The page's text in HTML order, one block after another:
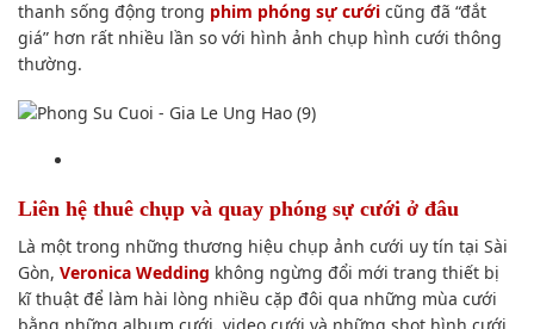
thanh sống động trong phim phóng sự cưới cũng đã “đắt
giá” hơn rất nhiều lần so với hình ảnh chụp hình cưới thông
thường.
Liên hệ thuê chụp và quay phóng sự cưới ở đâu
Là một trong những thương hiệu chụp ảnh cưới uy tín tại Sài
Gòn, Veronica Wedding không ngừng đổi mới trang thiết bị
kĩ thuật để làm hài lòng nhiều cặp đôi qua những mùa cưới